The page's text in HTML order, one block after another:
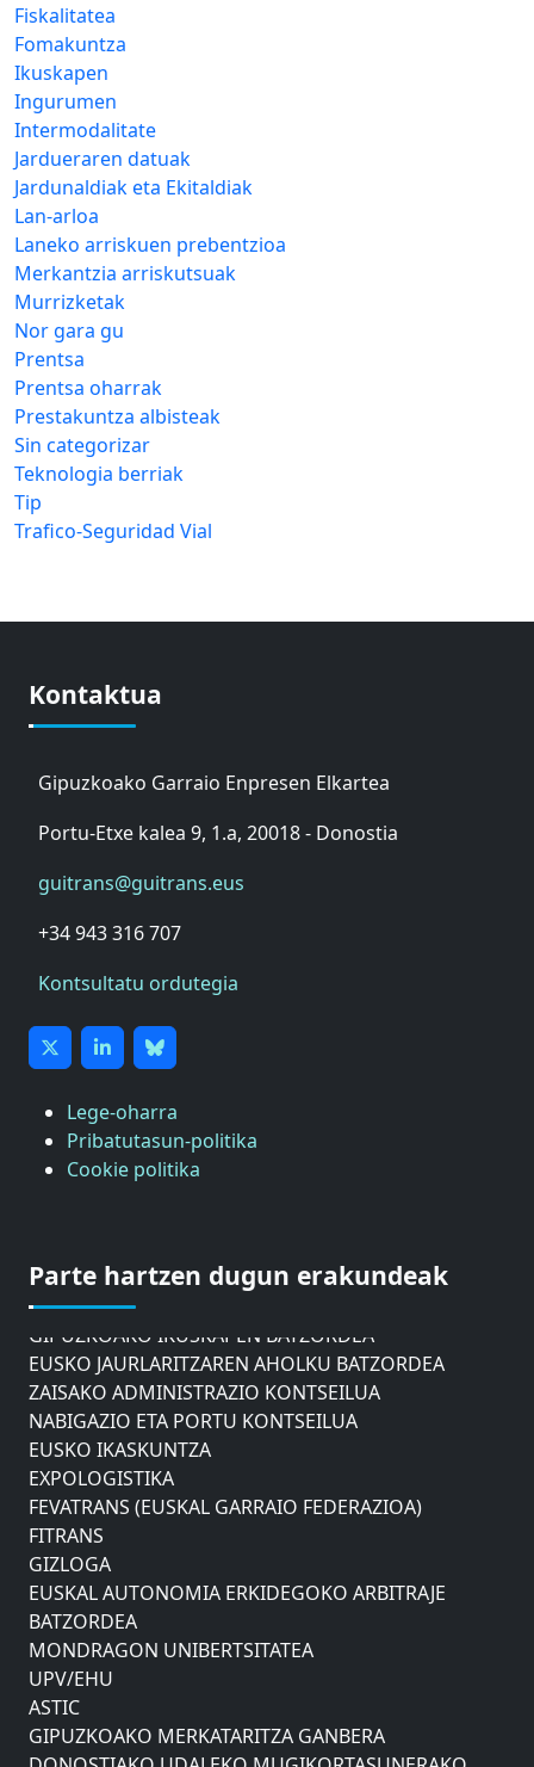
Fiskalitatea
Fomakuntza
Ikuskapen
Ingurumen
Intermodalitate
Jardueraren datuak
Jardunaldiak eta Ekitaldiak
Lan-arloa
Laneko arriskuen prebentzioa
Merkantzia arriskutsuak
Murrizketak
Nor gara gu
Prentsa
Prentsa oharrak
Prestakuntza albisteak
Sin categorizar
Teknologia berriak
Tip
Trafico-Seguridad Vial
Kontaktua
Gipuzkoako Garraio Enpresen Elkartea
Portu-Etxe kalea 9, 1.a, 20018 - Donostia
guitrans@guitrans.eus
+34 943 316 707
Kontsultatu ordutegia
Lege-oharra
Pribatutasun-politika
Cookie politika
Parte hartzen dugun erakundeak
DONOSTIAKO UDALEKO MUGIKORTASUNERAKO
EUSKO JAURLARITZAREN AHOLKU BATZORDEA
ZAISAKO ADMINISTRAZIO KONTSEILUA
NABIGAZIO ETA PORTU KONTSEILUA
EUSKO IKASKUNTZA
EXPOLOGISTIKA
FEVATRANS (EUSKAL GARRAIO FEDERAZIOA)
FITRANS
GIZLOGA
EUSKAL AUTONOMIA ERKIDEGOKO ARBITRAJE
BATZORDEA
MONDRAGON UNIBERTSITATEA
UPV/EHU
ASTIC
GIPUZKOAKO MERKATARITZA GANBERA
DONOSTIAKO UDALEKO MUGIKORTASUNERAKO